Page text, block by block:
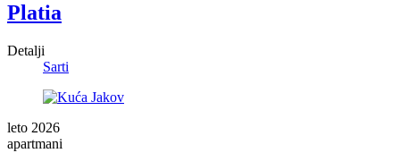
Platia
Detalji
Sarti
leto 2026
apartmani